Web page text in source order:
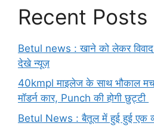
Recent Posts
Betul news : खाने को लेकर विवाद
देखे न्यूज़
40kmpl माइलेज के साथ भौकाल
मॉडर्न कार, Punch की होगी छुट्टी
Betul News : बैतूल में हुई हुई एक